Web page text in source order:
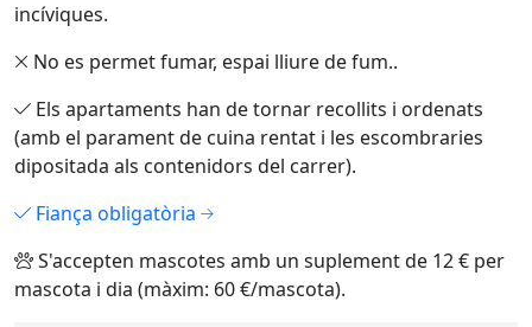
incíviques.
No es permet fumar, espai lliure de fum..
Els apartaments han de tornar recollits i ordenats
(amb el parament de cuina rentat i les escombraries
dipositada als contenidors del carrer).
Fiança obligatòria
S'accepten mascotes amb un suplement de 12 € per
mascota i dia (màxim: 60 €/mascota).